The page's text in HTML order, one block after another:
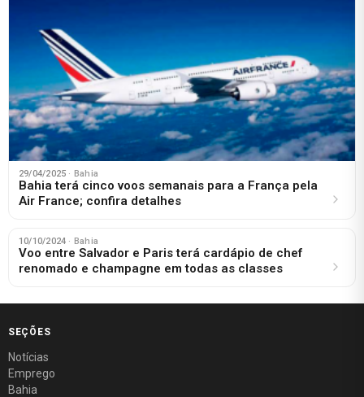
29/04/2025 · Bahia
Bahia terá cinco voos semanais para a França pela
Air France; confira detalhes
10/10/2024 · Bahia
Voo entre Salvador e Paris terá cardápio de chef
renomado e champagne em todas as classes
SEÇÕES
Notícias
Emprego
Bahia